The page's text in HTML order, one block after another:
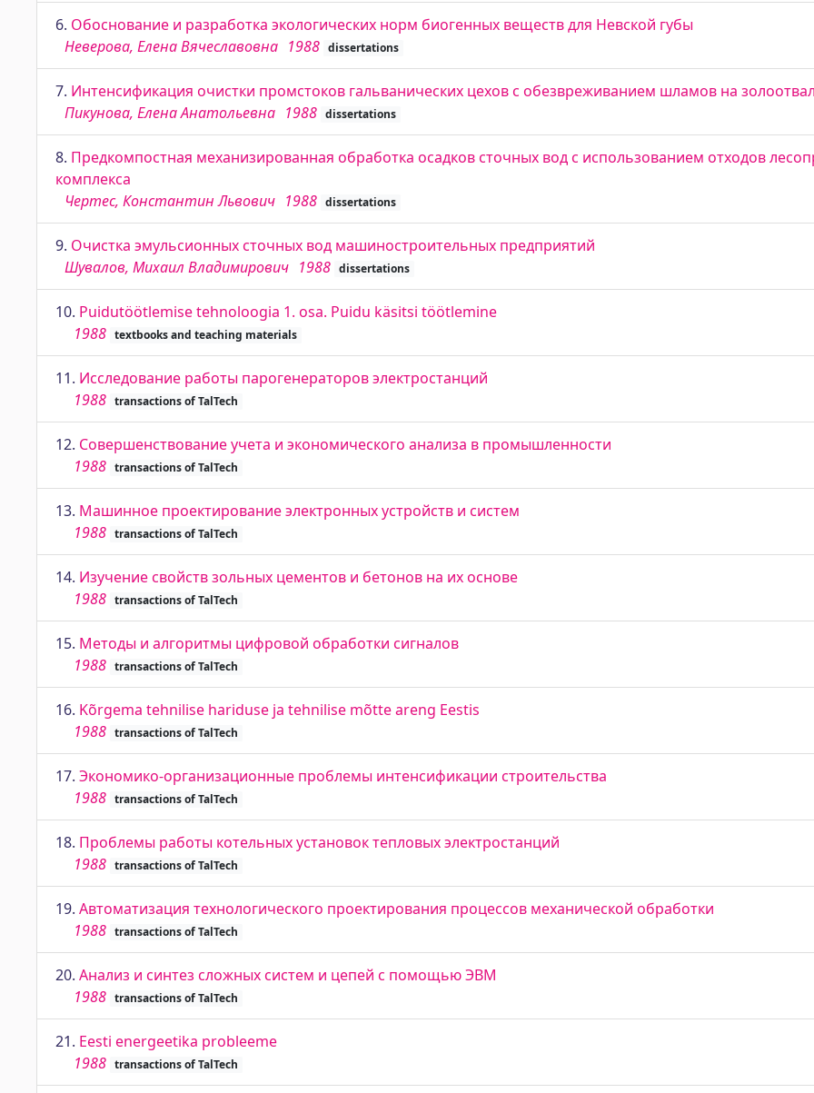
6. Обоснование и разработка экологических норм биогенных веществ для Невской губы
Неверова, Елена Вячеславовна 1988 dissertations
7. Интенсификация очистки промстоков гальванических цехов с обезвреживанием шламов на
Пикунова, Елена Анатольевна 1988 dissertations
8. Предкомпостная механизированная обработка осадков сточных вод с использованием отходов
комплекса
Чертес, Константин Львович 1988 dissertations
9. Очистка эмульсионных сточных вод машиностроительных предприятий
Шувалов, Михаил Владимирович 1988 dissertations
10. Puidutöötlemise tehnoloogia 1. osa. Puidu käsitsi töötlemine
1988 textbooks and teaching materials
11. Исследование работы парогенераторов электростанций
1988 transactions of TalTech
12. Совершенствование учета и экономического анализа в промышленности
1988 transactions of TalTech
13. Машинное проектирование электронных устройств и систем
1988 transactions of TalTech
14. Изучение свойств зольных цементов и бетонов на их основе
1988 transactions of TalTech
15. Методы и алгоритмы цифровой обработки сигналов
1988 transactions of TalTech
16. Kõrgema tehnilise hariduse ja tehnilise mõtte areng Eestis
1988 transactions of TalTech
17. Экономико-организационные проблемы интенсификации строительства
1988 transactions of TalTech
18. Проблемы работы котельных установок тепловых электростанций
1988 transactions of TalTech
19. Автоматизация технологического проектирования процессов механической обработки
1988 transactions of TalTech
20. Анализ и синтез сложных систем и цепей с помощью ЭВМ
1988 transactions of TalTech
21. Eesti energeetika probleeme
1988 transactions of TalTech